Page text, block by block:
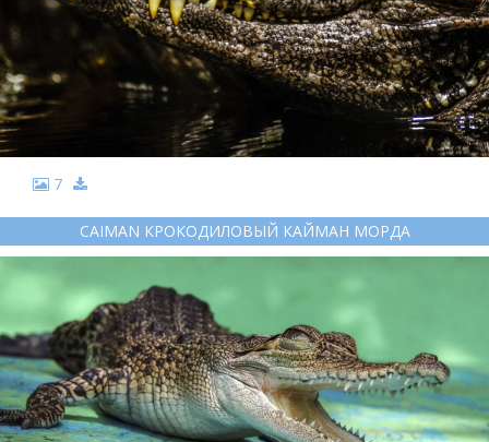
7
CAIMAN КРОКОДИЛОВЫЙ КАЙМАН МОРДА